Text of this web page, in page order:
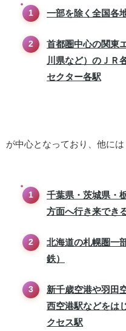
一部を除く全国各
首都圏中心の関東
川県など）のＪＲ
セクター各駅
が中心となっており、他には
千葉県・茨城県・
方面へ行き来でき
北海道の札幌圏一
鉄）
新千歳空港や羽田
西空港駅などをは
クセス駅